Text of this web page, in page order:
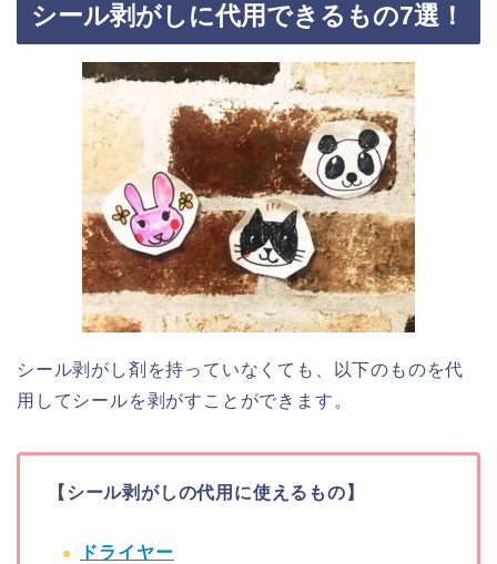
シール剥がしに代用できるもの7選！
シール剥がし剤を持っていなくても、以下のものを代
用してシールを剥がすことができます。
【シール剥がしの代用に使えるもの】
ドライヤー